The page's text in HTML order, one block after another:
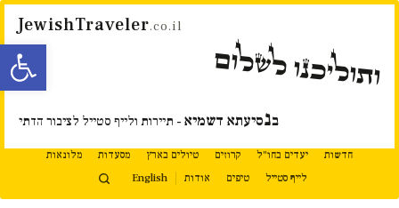
JewishTraveler.co.il
ותוליכנו לשלום
בנסיעתא דשמיא - תיירות ולייף סטייל לציבור הדתי
חדשות יעדים בחו"ל קרוזים טיולים בארץ מסעדות
מלונאות
לייף סטייל
טיפים אודות English
פתח